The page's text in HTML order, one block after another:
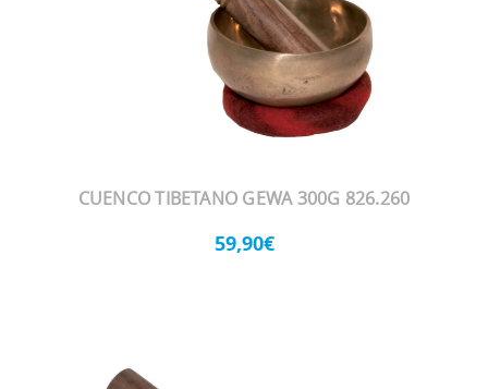
CUENCO TIBETANO GEWA 300G 826.260
59,90€